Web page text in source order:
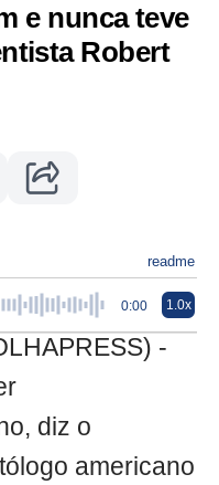
e nunca teve
Robert
readme
0:00 1.0x
-
diz o
americano